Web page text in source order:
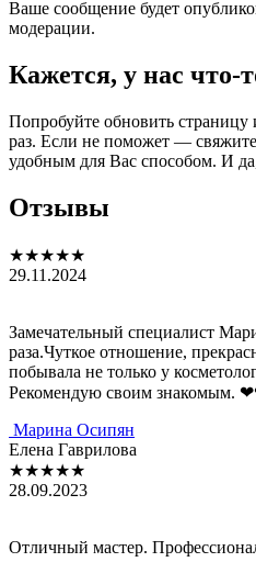
Ваше сообщение будет
модерации.
Кажется, у нас что-
Попробуйте обновить
раз. Если не поможет —
удобным для Вас способом. И
Отзывы
★★★★★
29.11.2024
Замечательный специалист
раза.Чуткое отношение,
побывала не только у
Рекомендую своим знакомым.
Мaринa Осипян
Елена Гаврилова
★★★★★
28.09.2023
Отличный мaстер.